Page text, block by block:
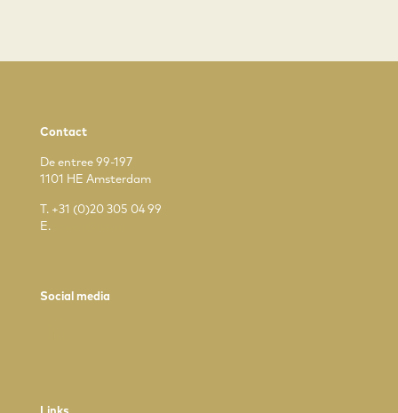
Contact
De entree 99-197
1101 HE Amsterdam
T. +31 (0)20 305 04 99
E.
Social media